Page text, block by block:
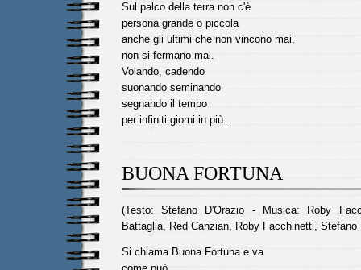
Sul palco della terra non c'è
persona grande o piccola
anche gli ultimi che non vincono mai,
non si fermano mai.
Volando, cadendo
suonando seminando
segnando il tempo
per infiniti giorni in più...
BUONA FORTUNA
(Testo: Stefano D'Orazio - Musica: Roby
Battaglia, Red Canzian, Roby Facchinetti, Stefano
Si chiama Buona Fortuna e va